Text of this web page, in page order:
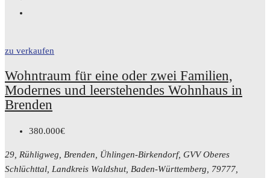
zu verkaufen
Wohntraum für eine oder zwei Familien,
Modernes und leerstehendes Wohnhaus in
Brenden
380.000€
29, Rühligweg, Brenden, Ühlingen-Birkendorf, GVV Oberes
Schlüchttal, Landkreis Waldshut, Baden-Württemberg, 79777,